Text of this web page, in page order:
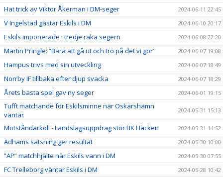
Hat trick av Viktor Åkerman i DM-seger 2024-06-11 22:45
V Ingelstad gästar Eskils i DM 2024-06-10 20:17
Eskils imponerade i tredje raka segern 2024-06-08 22:20
Martin Pringle: ”Bara att gå ut och tro på det vi gör" 2024-06-07 19:08
Hampus trivs med sin utveckling 2024-06-07 18:49
Norrby IF tillbaka efter djup svacka 2024-06-07 18:29
Årets bästa spel gav ny seger 2024-06-01 19:15
Tufft matchande för Eskilsminne när Oskarshamn
väntar
2024-05-31 15:13
Motståndarkoll - Landslagsuppdrag stör BK Häcken 2024-05-31 14:52
Adhams satsning ger resultat 2024-05-30 10:00
”AP” matchhjälte när Eskils vann i DM 2024-05-30 07:55
FC Trelleborg väntar Eskils i DM 2024-05-28 10:42